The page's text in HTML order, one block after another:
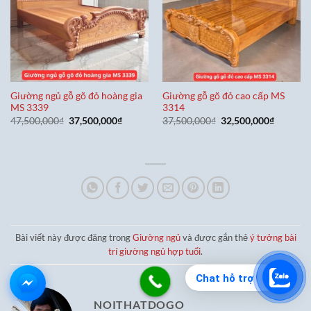
Chat hỗ trợ
Giường ngủ gỗ gõ đỏ hoàng gia
MS 3339
47,500,000₫ Giá
gốc
37,500,000₫Giá
Giường gỗ gõ đỏ cao cấp MS
3314
37,500,000₫ Giá
gốc
32,500,000₫Giá
Bài viết này được đăng trongGiường ngủvà được gắn thẻý tưởng bài
trí giường ngủ hợp tuổi.
NOITHATDOGO